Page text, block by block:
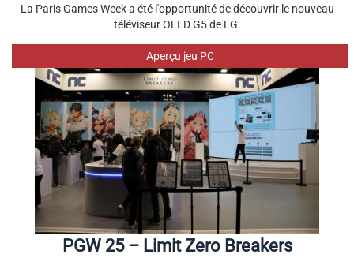
La Paris Games Week a été l'opportunité de découvrir le nouveau
téléviseur OLED G5 de LG.
Aperçu jeu PC
PGW 25 – Limit Zero Breakers